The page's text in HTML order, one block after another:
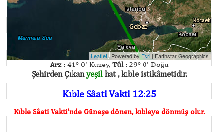
Leaflet| Powered byEsri |Earthstar Geographics
Arz :41° 0' Kuzey, Tûl :29° 0' Doğu
Şehirden Çıkanyeşilhat , kıble istikâmetidir.
Kıble Sâati Vakti 12:25
Kıble Sâati Vakti'nde Güneşe dönen, kıbleye dönmüş olur.